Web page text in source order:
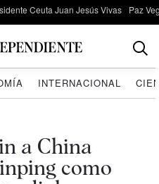
Ceuta Juan Jesús Vivas Paz
INTERNACIONAL
a China
como